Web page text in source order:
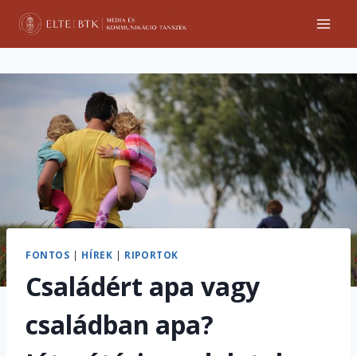
Skip
content
FONTOS | HÍREK | RIPORTOK
Családért apa vagy
családban apa?